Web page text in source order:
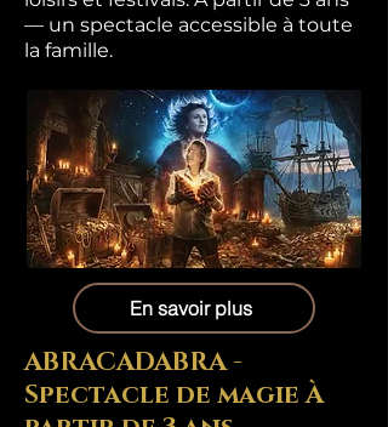
— un spectacle accessible à toute
la famille.
En savoir plus
ABRACADABRA -
Spectacle de magie À